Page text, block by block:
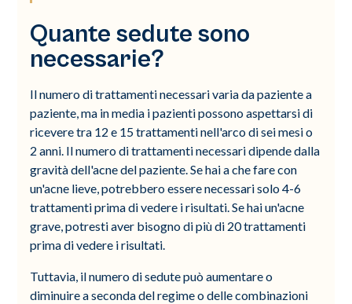
Quante sedute sono
necessarie?
Il numero di trattamenti necessari varia da paziente a
paziente, ma in media i pazienti possono aspettarsi di
ricevere tra 12 e 15 trattamenti nell'arco di sei mesi o
2 anni. Il numero di trattamenti necessari dipende dalla
gravità dell'acne del paziente. Se hai a che fare con
un'acne lieve, potrebbero essere necessari solo 4-6
trattamenti prima di vedere i risultati. Se hai un'acne
grave, potresti aver bisogno di più di 20 trattamenti
prima di vedere i risultati.
Tuttavia, il numero di sedute può aumentare o
diminuire a seconda del regime o delle combinazioni